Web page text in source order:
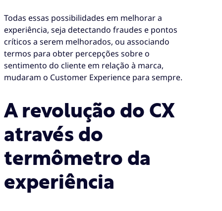
Todas essas possibilidades em melhorar a
experiência, seja detectando fraudes e pontos
críticos a serem melhorados, ou associando
termos para obter percepções sobre o
sentimento do cliente em relação à marca,
mudaram o Customer Experience para sempre.
A revolução do CX
através do
termômetro da
experiência